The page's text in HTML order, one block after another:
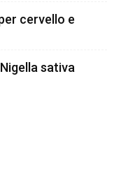
cervello e
sativa